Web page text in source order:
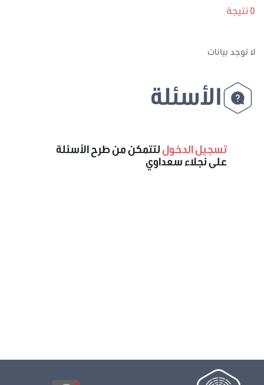
0 نتيجة
لا توجد بيانات
الأسئلة
تسجيل الدخوللتتمكن من طرح الأسئلة
على نجلاء سعداوي